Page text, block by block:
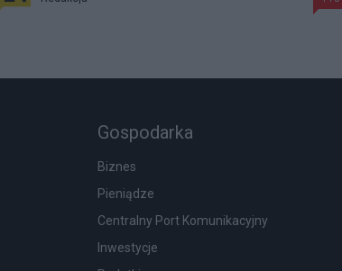
Gospodarka
Biznes
Pieniądze
Centralny Port Komunikacyjny
Inwestycje